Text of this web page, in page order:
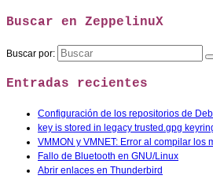
Buscar en ZeppelinuX
Buscar por:
Entradas recientes
Configuración de los repositorios de
key is stored in legacy trusted.gpg
VMMON y VMNET: Error al compilar los
Fallo de Bluetooth en GNU/Linux
Abrir enlaces en Thunderbird